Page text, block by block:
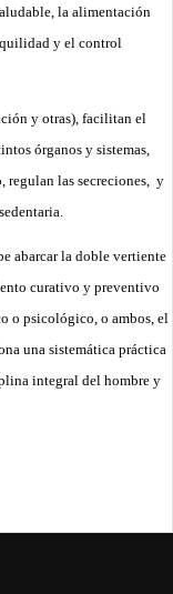
la alimentación
y el control
y otras), facilitan el
órganos y sistemas,
regulan las secreciones, y
abarcar la doble vertiente
curativo y preventivo
o psicológico, o ambos, el
una sistemática práctica
integral del hombre y